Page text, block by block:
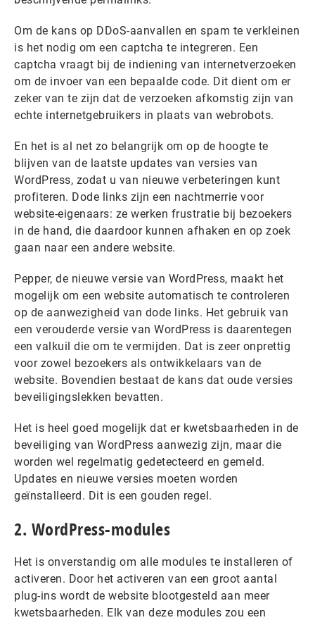
Om de kans op DDoS-aanvallen en spam te verkleinen
is het nodig om een captcha te integreren. Een
captcha vraagt bij de indiening van internetverzoeken
om de invoer van een bepaalde code. Dit dient om er
zeker van te zijn dat de verzoeken afkomstig zijn van
echte internetgebruikers in plaats van webrobots.
En het is al net zo belangrijk om op de hoogte te
blijven van de laatste updates van versies van
WordPress, zodat u van nieuwe verbeteringen kunt
profiteren. Dode links zijn een nachtmerrie voor
website-eigenaars: ze werken frustratie bij bezoekers
in de hand, die daardoor kunnen afhaken en op zoek
gaan naar een andere website.
Pepper, de nieuwe versie van WordPress, maakt het
mogelijk om een website automatisch te controleren
op de aanwezigheid van dode links. Het gebruik van
een verouderde versie van WordPress is daarentegen
een valkuil die om te vermijden. Dat is zeer onprettig
voor zowel bezoekers als ontwikkelaars van de
website. Bovendien bestaat de kans dat oude versies
beveiligingslekken bevatten.
Het is heel goed mogelijk dat er kwetsbaarheden in de
beveiliging van WordPress aanwezig zijn, maar die
worden wel regelmatig gedetecteerd en gemeld.
Updates en nieuwe versies moeten worden
geïnstalleerd. Dit is een gouden regel.
2. WordPress-modules
Het is onverstandig om alle modules te installeren of
activeren. Door het activeren van een groot aantal
plug-ins wordt de website blootgesteld aan meer
kwetsbaarheden. Elk van deze modules zou een